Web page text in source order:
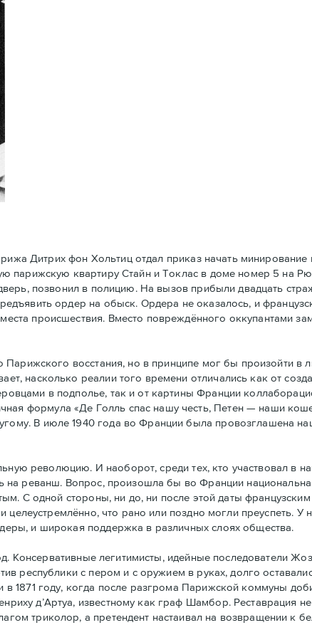
Дитрих фон Хольтиц отдал приказ начать
парижскую квартиру Стайн и Токлaс в домe номер 5 на
позвонил в полицию. На вызов прибыли двадцать
ордер на обыск. Ордера не оказалось, и
происшествия. Вместо повреждённого оккупантами
восстания, но в принципe мог бы произойти в
насколько реалии того времени отличались как от
в подполье, так и от картины Франции
формула «Де Голль спас нашу честь, Петен — наши
В июле 1940 года во Франции была провозглашена
революцию. И наоборот, среди тех, кто участвовал в
на реванш. Вопрос, произошла бы во Франции
С одной стороны, ни до, ни после этой даты
целеустремлённо, что рано или поздно могли преуспеть. У
и широкая поддержка в различных слоях общества.
Консервативные легитимисты, идейные последователи
республики с пером и с оружием в руках, долго
1871 году, когда после разгрома Парижской коммуны
д’Артуа, известному как граф Шамбор. Реставрация
триколор, а претендент настаивал на возвращении к